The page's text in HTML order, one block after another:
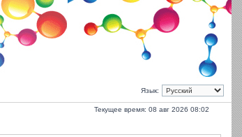
Язык:
Текущее время: 08 авг 2026 08:02